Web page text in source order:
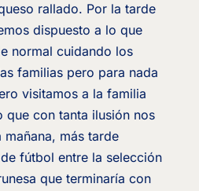
rallado. Por la tarde
dispuesto a lo que
normal cuidando los
familias pero para nada
visitamos a la familia
que con tanta ilusión nos
más tarde
fútbol entre la selección
que terminaría con